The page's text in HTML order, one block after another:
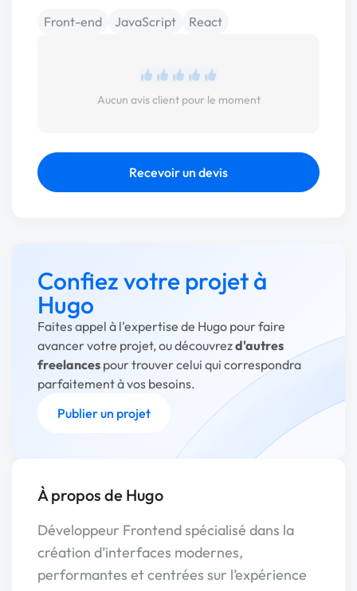
Front-end JavaScript React
Aucun avis client pour le moment
Recevoir un devis
Confiez votre projet à
Hugo
Faites appel à l'expertise de Hugo pour faire
avancer votre projet, ou découvrezd'autres
freelances pour trouver celui qui correspondra
parfaitement à vos besoins.
Publier un projet
À propos de Hugo
Développeur Frontend spécialisé dans la
création d’interfaces modernes,
performantes et centrées sur l’expérience